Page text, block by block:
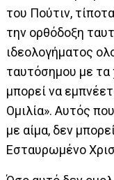
του Πούτιν,
την ορθόδοξη
ιδεολογήματος
ταυτόσημου με τα
μπορεί να
Ομιλία». Αυτός
με αίμα, δεν
Εσταυρωμένο